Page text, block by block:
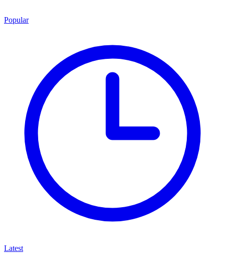
Popular
Latest